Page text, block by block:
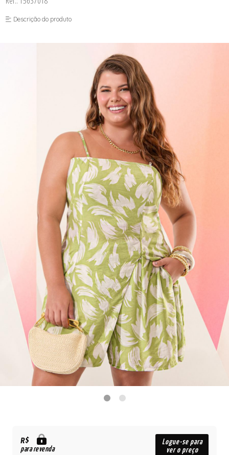
FUSEA-AGOSTO I-
LONGO-AGOSTO I-
MACAC-AGOSTO I-
Descrição do produto
R$
para revenda
Logue-se para
ver o preço